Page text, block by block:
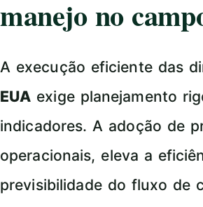
manejo no
A execução eficiente das
EUA exige planejamento
indicadores. A adoção de
operacionais, eleva a
previsibilidade do fluxo de